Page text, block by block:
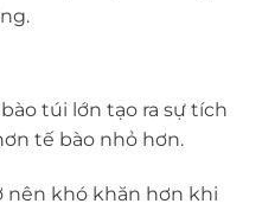
túi lớn tạo ra sự tích
tế bào nhỏ hơn.
nên khó khăn hơn khi